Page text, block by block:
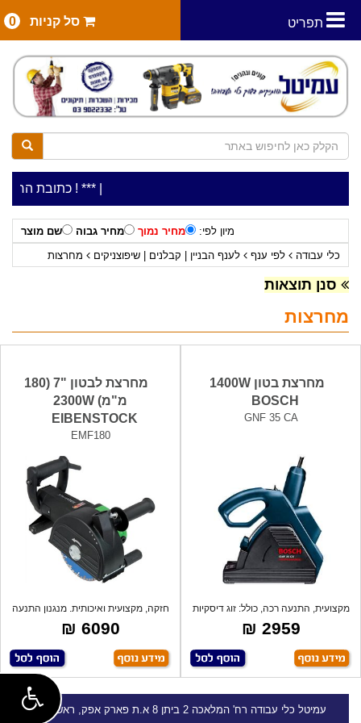
תפריט סל קניות 0
***כתובת החנות: רח' המלאכה 2, ביתן 8 ***כלי עבודה להשכרה בתעריף יומי משתלם ! ***
מיון לפי: מחיר נמוך מחיר גבוה
שם מוצר
כלי עבודה
לפי ענף לענף הבניין | קבלנים | שיפוצניקים מחרצות
סנן תוצאות
מחרצות
מחרצת בטון 1400W
BOSCH
GNF 35 CA
מקצועית, התנעה רכה, כולל: זוג דיסקיות
יה
2959 ₪
מחרצת לבטון "7 (180
מ"מ) 2300W
EIBENSTOCK
EMF180
חזקה, מקצועית ואיכותית. מנגנון התנעה
רכה
6090 ₪
עמיטל כלי עבודה רח' המלאכה 2 ביתן 8 א.ת פארק אפק, ראש העין